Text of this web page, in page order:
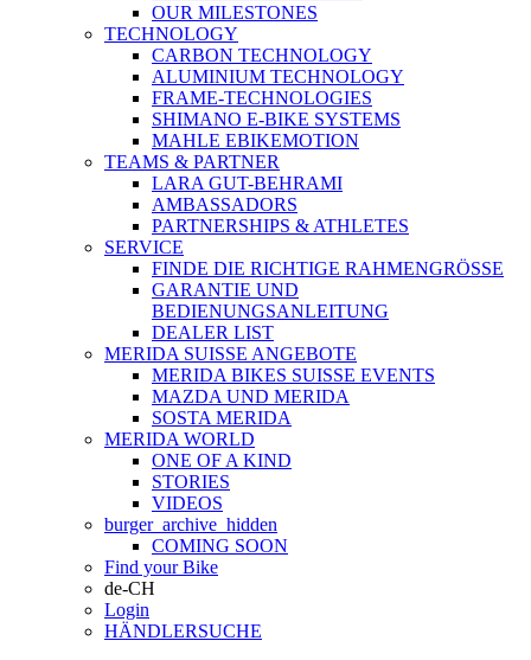
OUR MILESTONES
TECHNOLOGY
CARBON TECHNOLOGY
ALUMINIUM TECHNOLOGY
FRAME-TECHNOLOGIES
SHIMANO E-BIKE SYSTEMS
MAHLE EBIKEMOTION
TEAMS & PARTNER
LARA GUT-BEHRAMI
AMBASSADORS
PARTNERSHIPS & ATHLETES
SERVICE
FINDE DIE RICHTIGE RAHMENGRÖSSE
GARANTIE UND
BEDIENUNGSANLEITUNG
DEALER LIST
MERIDA SUISSE ANGEBOTE
MERIDA BIKES SUISSE EVENTS
MAZDA UND MERIDA
SOSTA MERIDA
MERIDA WORLD
ONE OF A KIND
STORIES
VIDEOS
burger_archive_hidden
COMING SOON
Find your Bike
de-CH
Login
HÄNDLERSUCHE